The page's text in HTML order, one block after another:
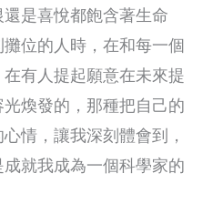
還是喜悅都飽含著生命
攤位的人時，在和每一個
在有人提起願意在未來提
光煥發的，那種把自己的
情，讓我深刻體會到，
成就我成為一個科學家的